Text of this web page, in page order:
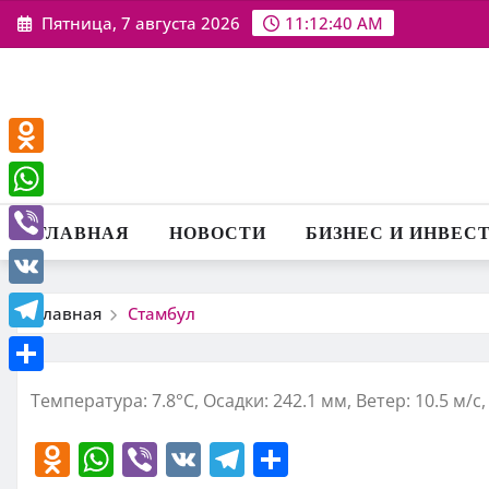
Перейти
к
Пятница, 7 августа 2026 11:12:40 AM
ГЛАВНАЯ НОВОСТИ БИЗНЕС И
Главная Стамбул
Температура: 7.8°C, Осадки: 242.1 мм, Ветер: 10.5 м/
O W Vi V T
Odnoklassniki
WhatsApp
Viber
VK
Telegram
Отправить